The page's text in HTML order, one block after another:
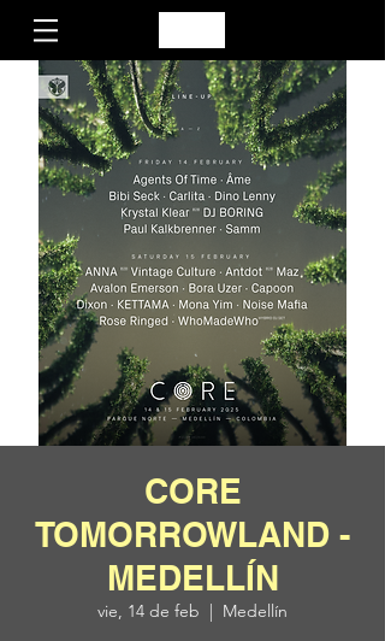
CORE
TOMORROWLAND -
MEDELLÍN
vie, 14 de feb
  |
Medellín